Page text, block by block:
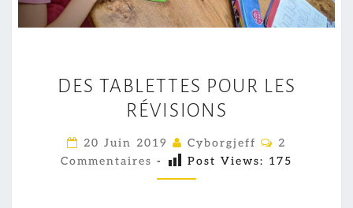
E
S
A
B
DES TABLETTES POUR LES
RÉVISIONS
20 Juin 2019 Cyborgjeff
C
M
2
Commentaires - Post Views: 175